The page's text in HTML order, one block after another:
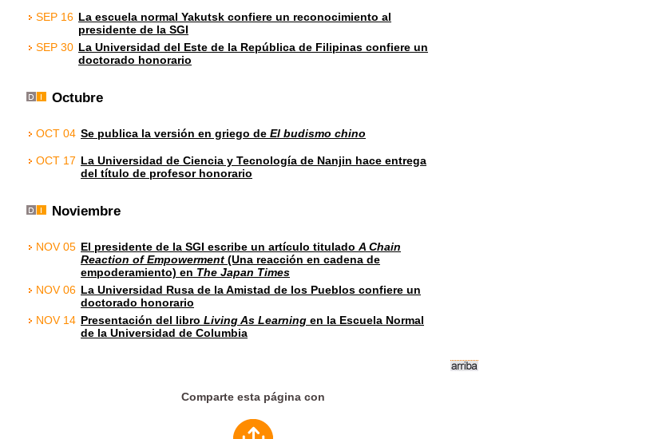
SEP 16 La escuela normal Yakutsk confiere un reconocimiento al
presidente de la SGI
SEP 30 La Universidad del Este de la República de Filipinas confiere un
doctorado honorario
Octubre
OCT 04 Se publica la versión en griego de El budismo chino
OCT 17 La Universidad de Ciencia y Tecnología de Nanjin hace entrega
del título de profesor honorario
Noviembre
NOV 05 El presidente de la SGI escribe un artículo titulado A Chain
Reaction of Empowerment (Una reacción en cadena de
empoderamiento) en The Japan Times
NOV 06 La Universidad Rusa de la Amistad de los Pueblos confiere un
doctorado honorario
NOV 14 Presentación del libro Living As Learning en la Escuela Normal
de la Universidad de Columbia
Comparte esta página con